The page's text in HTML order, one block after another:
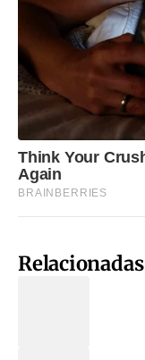
Relacionadas